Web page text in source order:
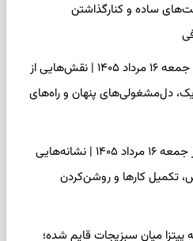
ساده و کنارگذاشتن
فال قهوه امروز جمعه ۱۶ مرداد ۱۴۰۵ | نقش‌هایی از
دل‌مشغولی‌های پنهان و راه‌های
فال شمع امروز جمعه ۱۶ مرداد ۱۴۰۵ | نشانه‌هایی
تکمیل کارها و روشن‌کردن
پیتزا میان سبزیجات قایم شده؛